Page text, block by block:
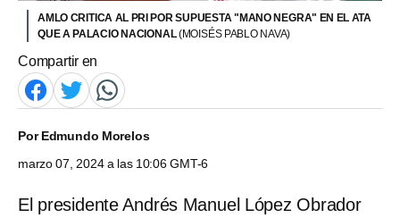
AMLO CRITICA AL PRI POR SUPUESTA "MANO NEGRA" EN EL ATA
QUE A PALACIO NACIONAL(MOISÉS PABLO NAVA)
Compartir en
PorEdmundo Morelos
marzo 07, 2024 a las 10:06 GMT-6
El presidente Andrés Manuel López Obrador